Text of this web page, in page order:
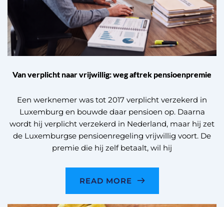
Van verplicht naar vrijwillig: weg aftrek pensioenpremie
Een werknemer was tot 2017 verplicht verzekerd in
Luxemburg en bouwde daar pensioen op. Daarna
wordt hij verplicht verzekerd in Nederland, maar hij zet
de Luxemburgse pensioenregeling vrijwillig voort. De
premie die hij zelf betaalt, wil hij
READ MORE